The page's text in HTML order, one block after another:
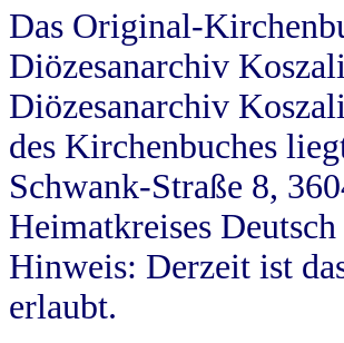
Das Original-
Diözesanarchiv
Diözesanarchiv
des Kirchenbuches
Schwank-Straße 8,
Heimatkreises
Hinweis: Derzeit ist
erlaubt.